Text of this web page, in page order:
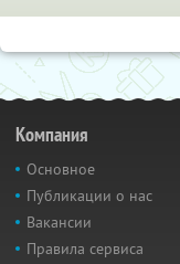
Компания
Основное
Публикации о нас
Вакансии
Правила сервиса